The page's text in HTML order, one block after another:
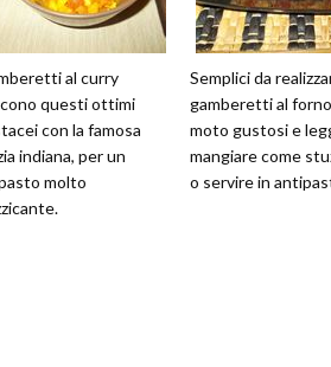
al curry
questi ottimi
con la famosa
indiana, per un
molto
Semplici da
gamberetti al
moto gustosi e
mangiare come
o servire in